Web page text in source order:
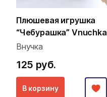
Плюшевая игрушка
“Чебурашка” Vnuchka
Внучка
125 руб.
В корзину